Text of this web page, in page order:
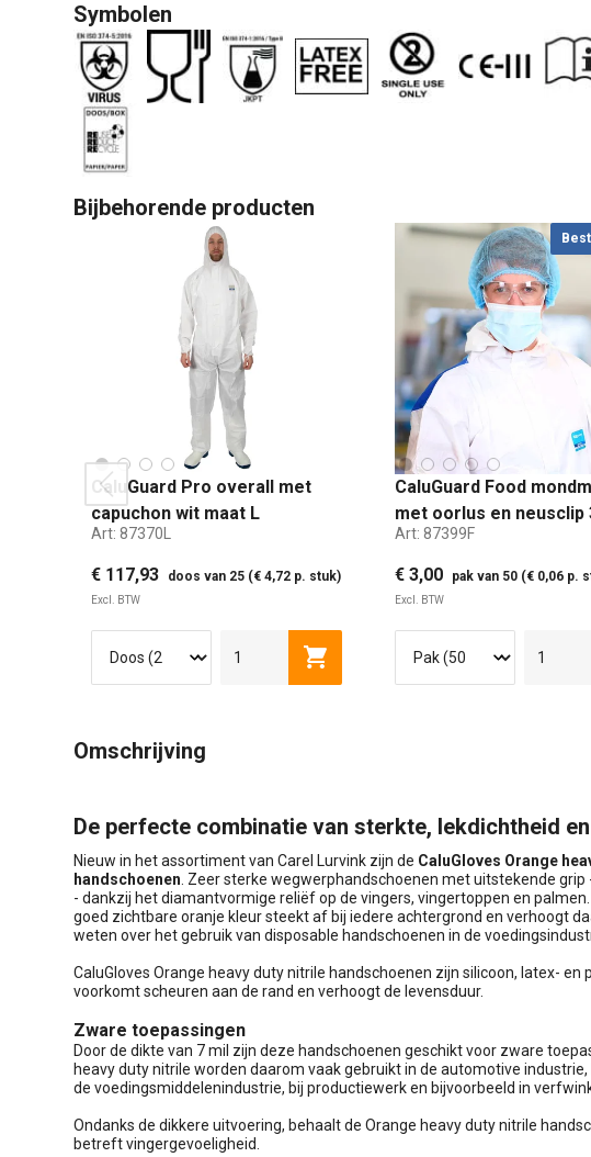
Symbolen
Bijbehorende producten
CaluGuard Pro overall met
capuchon wit maat L
Art: 87370L
€ 117,93 doos van 25 (€ 4,72 p. stuk)
Excl. BTW
L XL Toevoegen aan winkelwagen
CaluGuard Food
met oorlus en neusclip
laags blauw
Art: 87399F
€ 3,00 pak van 50 (€ 0,06 p.
Excl. BTW
prev
Omschrijving
De perfecte combinatie van sterkte, lekdichtheid
Nieuw in het assortiment van Carel Lurvink zijn de CaluGloves Orange
handschoenen . Zeer sterke wegwerphandschoenen met uitstekende
- dankzij het diamantvormige reliëf op de vingers, vingertoppen en
goed zichtbare oranje kleur steekt af bij iedere achtergrond en verhoogt
weten over het gebruik van disposable handschoenen in de
CaluGloves Orange heavy duty nitrile handschoenen zijn silicoon, latex- en
voorkomt scheuren aan de rand en verhoogt de levensduur.
Zware toepassingen
Door de dikte van 7 mil zijn deze handschoenen geschikt voor zware
heavy duty nitrile worden daarom vaak gebruikt in de automotive
de voedingsmiddelenindustrie, bij productiewerk en bijvoorbeeld in
Ondanks de dikkere uitvoering, behaalt de Orange heavy duty nitrile
betreft vingergevoeligheid.